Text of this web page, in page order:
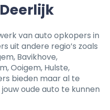
van auto opkopers in
uit andere regio’s zoals
Bavikhove,
Ooigem, Hulste,
bieden maar al te
oude auto te kunnen